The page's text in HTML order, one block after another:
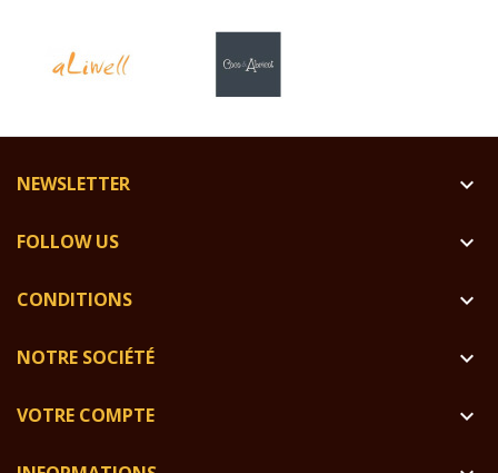
NEWSLETTER 
FOLLOW US 
CONDITIONS 
NOTRE SOCIÉTÉ 
VOTRE COMPTE 